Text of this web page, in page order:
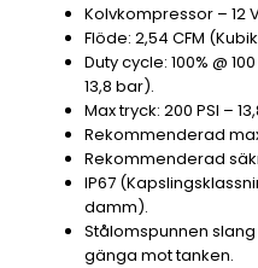
Kolvkompressor – 12
Flöde: 2,54 CFM
Duty cycle: 100% @
13,8 bar).
Max tryck: 200 PSI –
Rekommenderad
Rekommenderad
IP67
damm).
Stålomspunnen slang
gänga mot tanken.